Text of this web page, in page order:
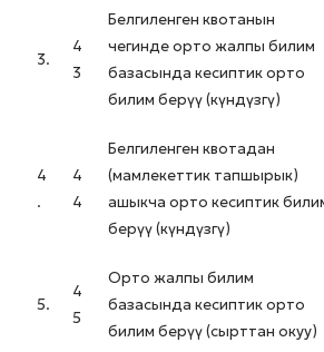
3.
4
3
Белгиленген квотанын
чегинде орто жалпы билим
базасында кесиптик орто
билим берүү (күндүзгү)
4
.
4
4
Белгиленген квотадан
(мамлекеттик тапшырык)
ашыкча орто кесиптик
берүү (күндүзгү)
5.
4
5
Орто жалпы билим
базасында кесиптик орто
билим берүү (сырттан окуу)